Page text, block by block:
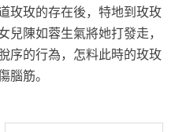
玫玫的存在後，特地到玫玫
兒陳如蓉生氣將她打發走，
序的行為，怎料此時的玫玫
腦筋。